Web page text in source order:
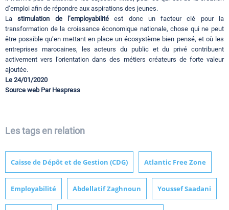
d’emploi afin de répondre aux aspirations des jeunes.
Lastimulation de l’employabilitéest donc un facteur clé pour la
transformation de la croissance économique nationale, chose qui ne peut
être possible qu’en mettant en place un écosystème bien pensé, et où les
entreprises marocaines, les acteurs du public et du privé contribuent
activement vers l’orientation dans des métiers créateurs de forte valeur
ajoutée.
Le 24/01/2020
Source web Par Hespress
Les tags en relation
Caisse de Dépôt et de Gestion (CDG) Atlantic Free Zone
Employabilité Abdellatif Zaghnoun Youssef Saadani